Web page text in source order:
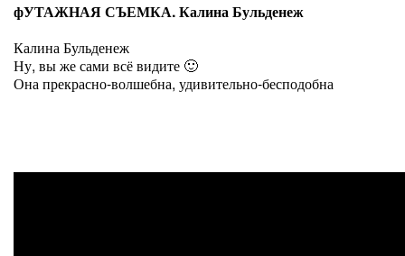
фУТАЖНАЯ СЪЕМКА. Калина Бульденеж
Калина Бульденеж
Ну, вы же сами всё видите 🙂
Она прекрасно-волшебна, удивительно-бесподобна